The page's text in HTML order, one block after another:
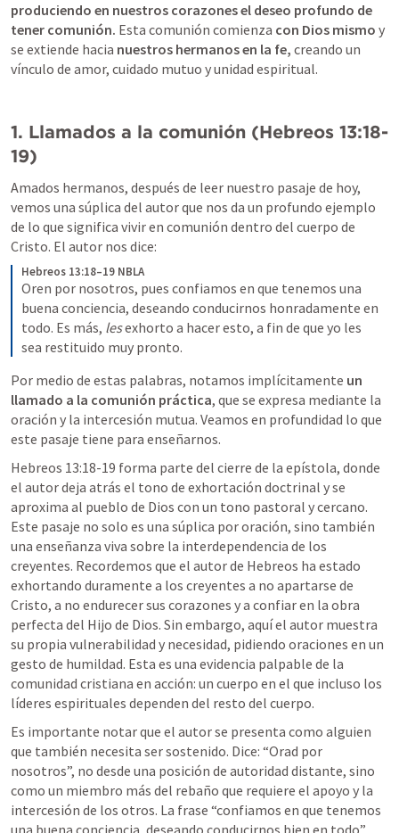
produciendo en nuestros corazones el deseo profundo de
tener comunión. Esta comunión comienza con Dios mismo y
se extiende hacia nuestros hermanos en la fe, creando un
vínculo de amor, cuidado mutuo y unidad espiritual.
1. Llamados a la comunión (Hebreos 13:18-
19)
Amados hermanos, después de leer nuestro pasaje de hoy,
vemos una súplica del autor que nos da un profundo ejemplo
de lo que significa vivir en comunión dentro del cuerpo de
Cristo. El autor nos dice:
Hebreos 13:18–19 NBLA
Oren por nosotros, pues confiamos en que tenemos una
buena conciencia, deseando conducirnos honradamente en
todo. Es más, les exhorto a hacer esto, a fin de que yo les
sea restituido muy pronto.
Por medio de estas palabras, notamos implícitamente un
llamado a la comunión práctica, que se expresa mediante la
oración y la intercesión mutua. Veamos en profundidad lo que
este pasaje tiene para enseñarnos.
Hebreos 13:18-19 forma parte del cierre de la epístola, donde
el autor deja atrás el tono de exhortación doctrinal y se
aproxima al pueblo de Dios con un tono pastoral y cercano.
Este pasaje no solo es una súplica por oración, sino también
una enseñanza viva sobre la interdependencia de los
creyentes. Recordemos que el autor de Hebreos ha estado
exhortando duramente a los creyentes a no apartarse de
Cristo, a no endurecer sus corazones y a confiar en la obra
perfecta del Hijo de Dios. Sin embargo, aquí el autor muestra
su propia vulnerabilidad y necesidad, pidiendo oraciones en un
gesto de humildad. Esta es una evidencia palpable de la
comunidad cristiana en acción: un cuerpo en el que incluso los
líderes espirituales dependen del resto del cuerpo.
Es importante notar que el autor se presenta como alguien
que también necesita ser sostenido. Dice: “Orad por
nosotros”, no desde una posición de autoridad distante, sino
como un miembro más del rebaño que requiere el apoyo y la
intercesión de los otros. La frase “confiamos en que tenemos
una buena conciencia, deseando conducirnos bien en todo”